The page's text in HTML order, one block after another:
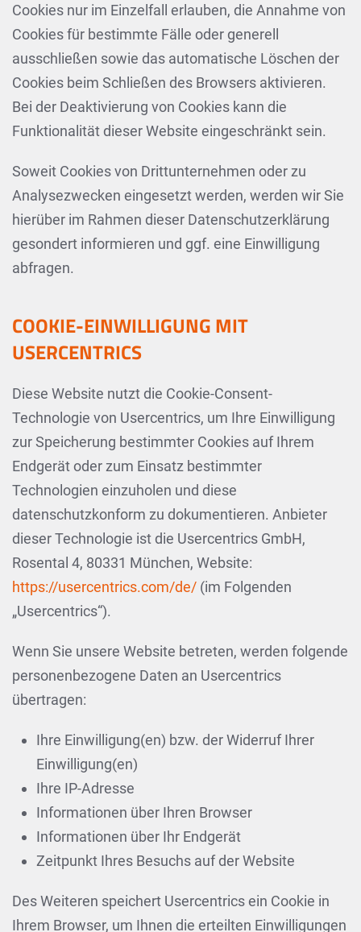
Cookies nur im Einzelfall erlauben, die Annahme von
Cookies für bestimmte Fälle oder generell
ausschließen sowie das automatische Löschen der
Cookies beim Schließen des Browsers aktivieren.
Bei der Deaktivierung von Cookies kann die
Funktionalität dieser Website eingeschränkt sein.
Soweit Cookies von Drittunternehmen oder zu
Analysezwecken eingesetzt werden, werden wir Sie
hierüber im Rahmen dieser Datenschutzerklärung
gesondert informieren und ggf. eine Einwilligung
abfragen.
COOKIE-EINWILLIGUNG MIT
USERCENTRICS
Diese Website nutzt die Cookie-Consent-
Technologie von Usercentrics, um Ihre Einwilligung
zur Speicherung bestimmter Cookies auf Ihrem
Endgerät oder zum Einsatz bestimmter
Technologien einzuholen und diese
datenschutzkonform zu dokumentieren. Anbieter
dieser Technologie ist die Usercentrics GmbH,
Rosental 4, 80331 München, Website:
https://usercentrics.com/de/ (im Folgenden
„Usercentrics“).
Wenn Sie unsere Website betreten, werden folgende
personenbezogene Daten an Usercentrics
übertragen:
Ihre Einwilligung(en) bzw. der Widerruf Ihrer
Einwilligung(en)
Ihre IP-Adresse
Informationen über Ihren Browser
Informationen über Ihr Endgerät
Zeitpunkt Ihres Besuchs auf der Website
Des Weiteren speichert Usercentrics ein Cookie in
Ihrem Browser, um Ihnen die erteilten Einwilligungen